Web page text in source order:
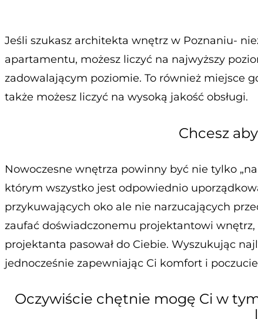
Jeśli szukasz architekta wnętrz w Poznaniu-
apartamentu, możesz liczyć na najwyższy
zadowalającym poziomie. To również miejsce
także możesz liczyć na wysoką jakość obsługi.
Chcesz
Nowoczesne wnętrza powinny być nie tylko
którym wszystko jest odpowiednio
przykuwających oko ale nie narzucających
zaufać doświadczonemu projektantowi
projektanta pasował do Ciebie. Wyszukując
jednocześnie zapewniając Ci komfort i
Oczywiście chętnie mogę Ci w